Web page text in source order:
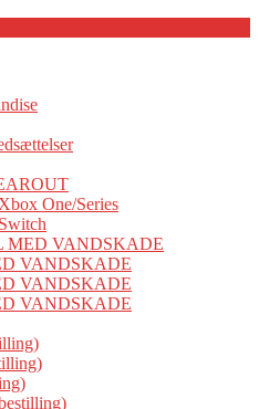
One/Series
MED VANDSKADE
VANDSKADE
VANDSKADE
VANDSKADE